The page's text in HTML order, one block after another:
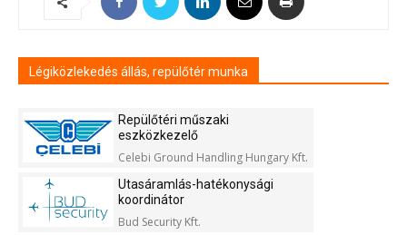
Légiközlekedés állás, repülőtér munka
Repülőtéri műszaki
eszközkezelő
Celebi Ground Handling Hungary Kft.
Utasáramlás-hatékonysági
koordinátor
Bud Security Kft.